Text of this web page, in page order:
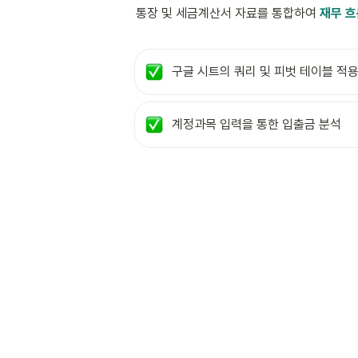
통장 및 세금계산서 자료를 통합하여 재무
구글 시트의 쿼리 및 피벗 테이블 적용
계정과목 입력을 통한 입출금 분석